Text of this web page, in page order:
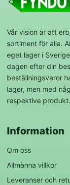
Vår vision är att
sortiment för alla.
eget lager i
dagen efter din
beställningsvaror
lager, men med
respektive produkt.
Information
Om oss
Allmänna villkor
Leveranser och